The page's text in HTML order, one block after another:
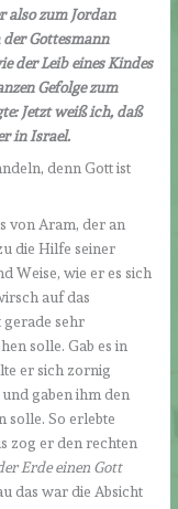
also zum Jordan
Gottesmann
der Leib eines Kindes
Gefolge zum
Jetzt weiß ich, daß
in Israel.
denn Gott ist
von Aram, der an
die Hilfe seiner
Weise, wie er es sich
auf das
gerade sehr
solle. Gab es in
er sich zornig
gaben ihm den
solle. So erlebte
zog er den rechten
Erde einen Gott
das war die Absicht